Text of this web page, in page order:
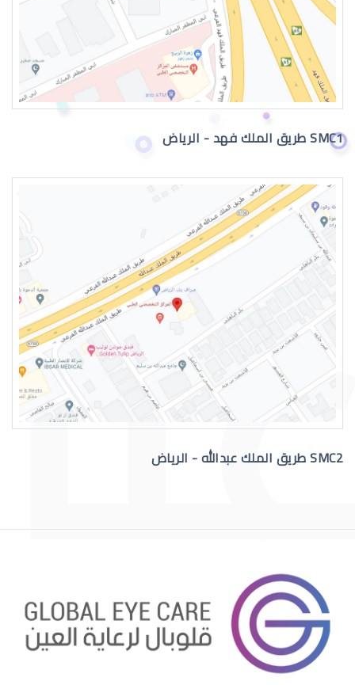
جراحة تجميل العيون
جراحة تجميل العيون بالرياض
عمليات تجميل العيون الغائرة
عمليات تجميل العيون الجاحظة
SMC1 طريق الملك فهد - الرياض
SMC2 طريق الملك عبدالله - الرياض